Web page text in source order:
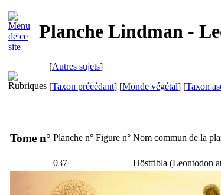
Planche Lindman -
[Autres sujets]
[Taxon précédant] [Monde végétal] [Taxon
Tome n° Planche n° Figure n° Nom commun de la
037 Höstfibla (Leontodon